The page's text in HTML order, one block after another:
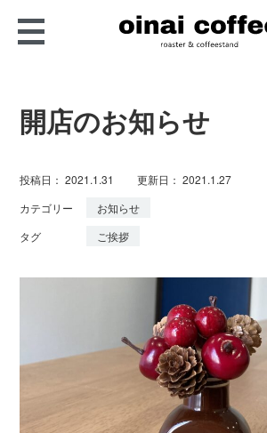
oinai coffee
京都・長岡京の小さな自
開店のお知らせ
投稿日： 2021.1.31 更新日： 2021.1.27
カテゴリー
お知らせ
タグ
ご挨拶